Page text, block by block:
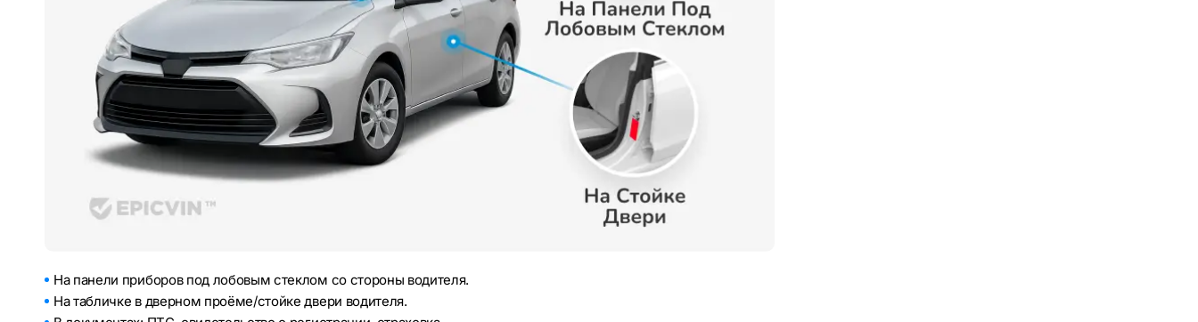
На панели приборов под лобовым стеклом со стороны водителя.
На табличке в дверном проёме/стойке двери водителя.